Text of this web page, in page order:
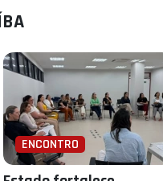
ENCONTRO